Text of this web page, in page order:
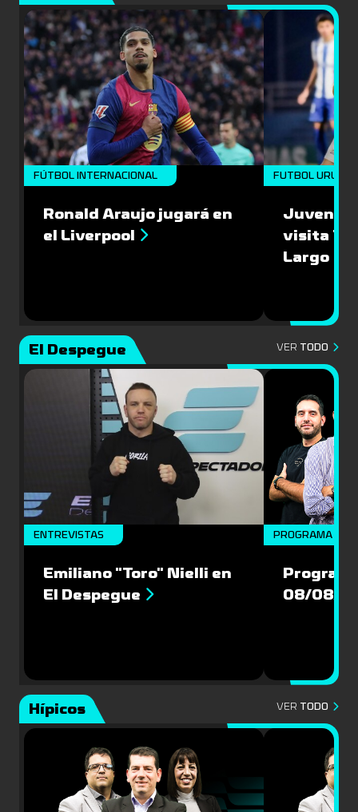
FÚTBOL INTERNACIONAL
Ronald Araujo jugará en
el Liverpool
FUTBOL
visita 1-
Largo
El Despegue VER TODO
ENTREVISTAS
Emiliano "Toro" Nielli en
El Despegue
PROGRAMA
08/08/
Hípicos VER TODO